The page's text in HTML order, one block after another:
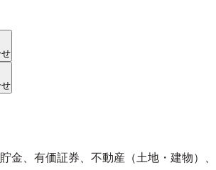
せ
せ
金、有価証券、不動産（土地・建物）、